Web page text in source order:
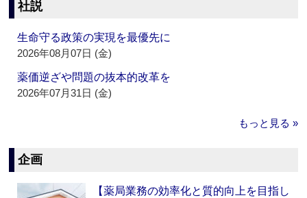
社説
生命守る政策の実現を最優先に
2026年08月07日 (金)
薬価逆ざや問題の抜本的改革を
2026年07月31日 (金)
もっと見る »
企画
【薬局業務の効率化と質的向上を目指し